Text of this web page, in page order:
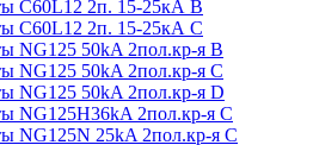
C60L12 2п. 15-25кА B
C60L12 2п. 15-25кА C
NG125 50kA 2пол.кр-я B
NG125 50kA 2пол.кр-я C
NG125 50kA 2пол.кр-я D
NG125H36kA 2пол.кр-я C
NG125N 25kA 2пол.кр-я C